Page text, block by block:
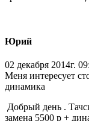
Юрий
02 декабря 2014г.
Меня интересует
динамика
Добрый день .
замена 5500 р +